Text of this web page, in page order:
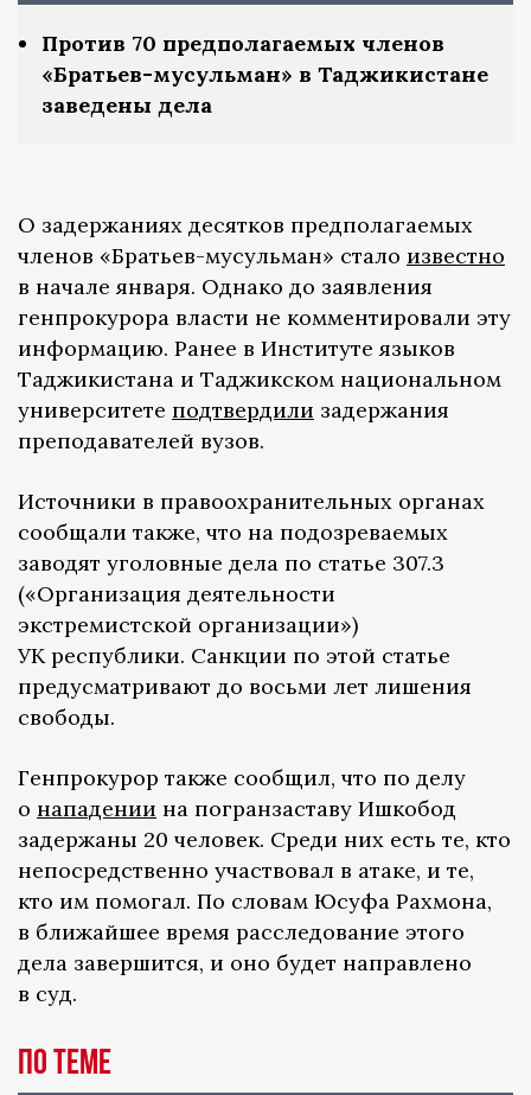
Против 70 предполагаемых членов
«Братьев-мусульман» в Таджикистане
заведены дела
О задержаниях десятков предполагаемых
членов «Братьев-мусульман» стало известно
в начале января. Однако до заявления
генпрокурора власти не комментировали эту
информацию. Ранее в Институте языков
Таджикистана и Таджикском национальном
университете подтвердили задержания
преподавателей вузов.
Источники в правоохранительных органах
сообщали также, что на подозреваемых
заводят уголовные дела по статье 307.3
(«Организация деятельности
экстремистской организации»)
УК республики. Санкции по этой статье
предусматривают до восьми лет лишения
свободы.
Генпрокурор также сообщил, что по делу
о нападении на погранзаставу Ишкобод
задержаны 20 человек. Среди них есть те, кто
непосредственно участвовал в атаке, и те,
кто им помогал. По словам Юсуфа Рахмона,
в ближайшее время расследование этого
дела завершится, и оно будет направлено
в суд.
По теме